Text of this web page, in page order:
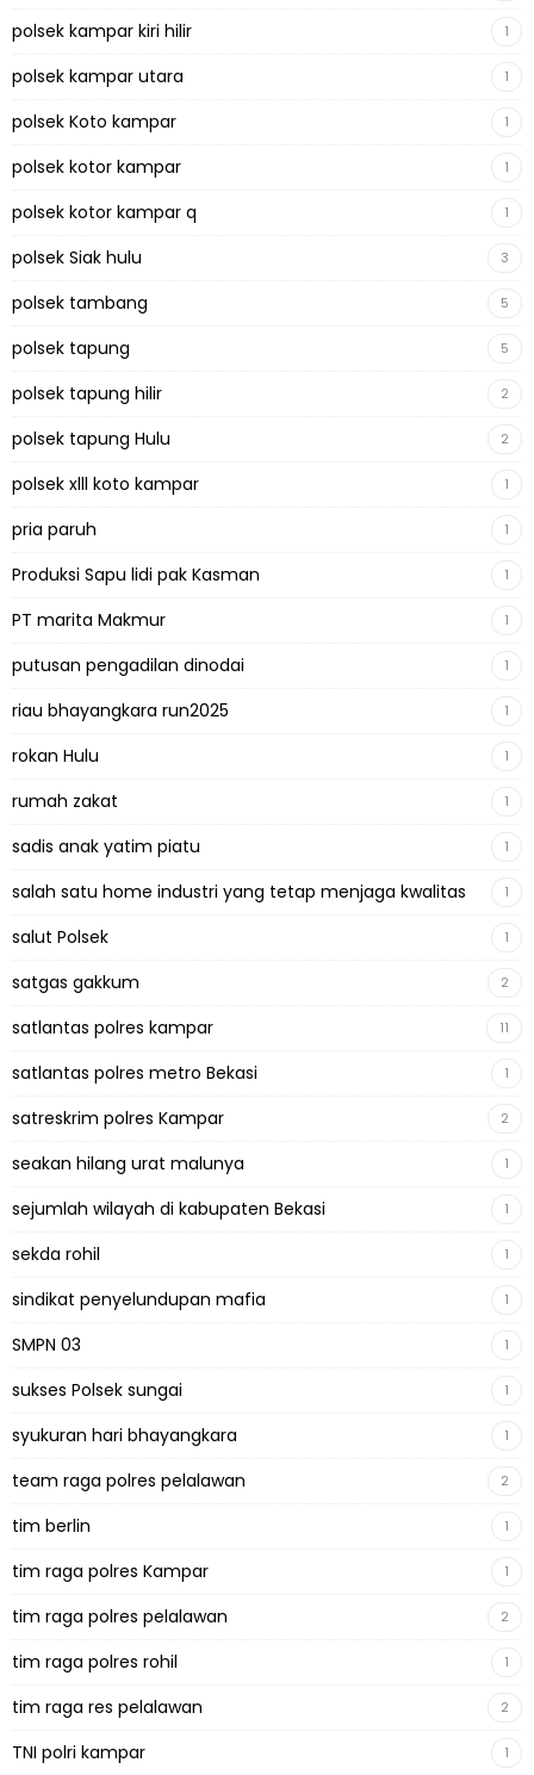
polsek kampar kiri hilir 1
polsek kampar utara 1
polsek Koto kampar 1
polsek kotor kampar 1
polsek kotor kampar q 1
polsek Siak hulu 3
polsek tambang 5
polsek tapung 5
polsek tapung hilir 2
polsek tapung Hulu 2
polsek xlll koto kampar 1
pria paruh 1
Produksi Sapu lidi pak Kasman 1
PT marita Makmur 1
putusan pengadilan dinodai 1
riau bhayangkara run2025 1
rokan Hulu 1
rumah zakat 1
sadis anak yatim piatu 1
salah satu home industri yang tetap menjaga kwalitas 1
salut Polsek 1
satgas gakkum 2
satlantas polres kampar 11
satlantas polres metro Bekasi 1
satreskrim polres Kampar 2
seakan hilang urat malunya 1
sejumlah wilayah di kabupaten Bekasi 1
sekda rohil 1
sindikat penyelundupan mafia 1
SMPN 03 1
sukses Polsek sungai 1
syukuran hari bhayangkara 1
team raga polres pelalawan 2
tim berlin 1
tim raga polres Kampar 1
tim raga polres pelalawan 2
tim raga polres rohil 1
tim raga res pelalawan 2
TNI polri kampar 1